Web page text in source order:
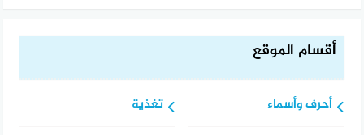
أقسام الموقع
أحرف وأسماء تغذية